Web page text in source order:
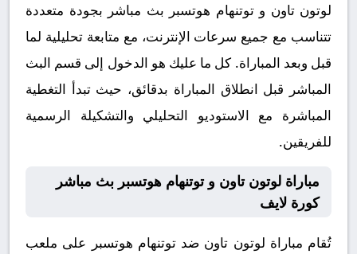
لوتون تاون و توتنهام هوتسبر بث مباشر بجودة متعددة
تتناسب مع جميع سرعات الإنترنت، مع متابعة تحليلية لما
قبل وبعد المباراة. كل ما عليك هو الدخول إلى قسم البث
المباشر قبل انطلاق المباراة بدقائق، حيث تبدأ التغطية
المباشرة مع الاستوديو التحليلي والتشكيلة الرسمية
للفريقين.
مباراة لوتون تاون و توتنهام هوتسبر بث مباشر
كورة لايف
تُقام مباراة لوتون تاون ضد توتنهام هوتسبر على ملعب